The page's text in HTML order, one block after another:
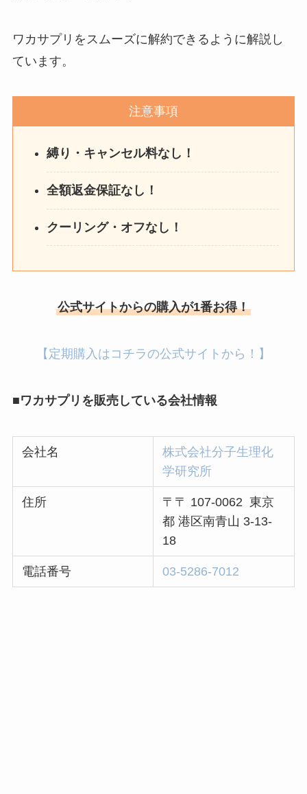
ワカサプリをスムーズに解約できるように解説し
ています。
注意事項
縛り・キャンセル料なし！
全額返金保証なし！
クーリング・オフなし！
公式サイトからの購入が1番お得！
【定期購入はコチラの公式サイトから！】
■ワカサプリを販売している会社情報
会社名
株式会社分子生理化
学研究所
住所
〒〒 107-0062 東京
都 港区南青山 3-13-
18
電話番号 03-5286-7012